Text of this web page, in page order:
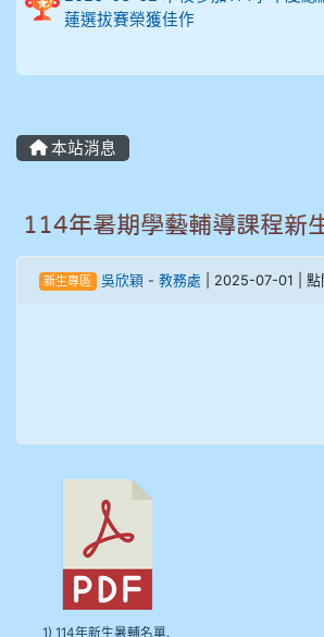
904彭子庭
905蔣昇和
905周沛蓉
906江彥臻
909林柏翰
909林玉楓
909林朝智
910謝尚橙
蓮選拔賽榮獲佳作
本站消息
114年暑期學藝輔導課程新
新生專區 吳欣穎- 教務處 | 2025-07-01 | 點
1) 114年新生暑輔名單.